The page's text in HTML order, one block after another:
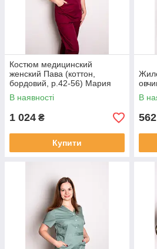
Костюм медицинский
женский Пава (коттон,
бордовий, р.42-56) Мария
В наявності
1 024 ₴
Купити
В
562